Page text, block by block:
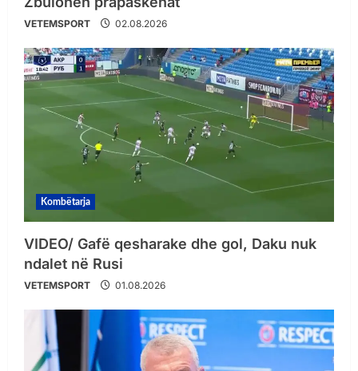
VETEMSPORT 02.08.2026
Kombëtarja
VIDEO/ Gafë qesharake dhe gol, Daku nuk
ndalet në Rusi
VETEMSPORT 01.08.2026